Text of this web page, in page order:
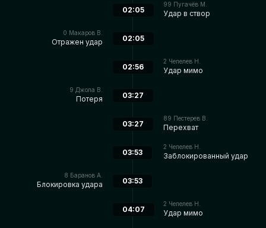
99 Пугачёв М.
Удар в створ
02:05
0 Макаров В.
Отражен удар 02:05
2 Чепелев Н.
Удар мимо
02:56
9 Джола В.
Потеря 03:27
89 Пестерев В.
Перехват
03:27
2 Чепелев Н.
Заблокированный удар
03:53
8 Баранов А.
Блокировка удара 03:53
2 Чепелев Н.
Удар мимо
04:07